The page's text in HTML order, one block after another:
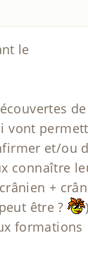
le
de
vont
et/ou
connaître
+
être ?
formations